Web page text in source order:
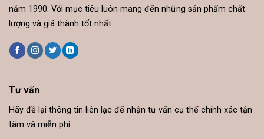
năm 1990. Với mục tiêu luôn mang đến những sản phẩm chất
lượng và giá thành tốt nhất.
Tư vấn
Hãy đề lại thông tin liên lạc để nhận tư vấn cụ thể chính xác tận
tâm và miễn phí.